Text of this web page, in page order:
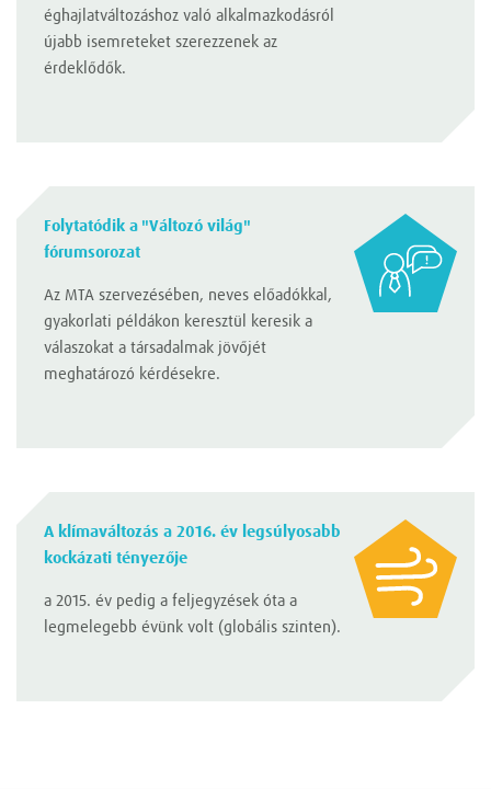
éghajlatváltozáshoz való alkalmazkodásról
újabb isemreteket szerezzenek az
érdeklődők.
Folytatódik a "Változó világ"
fórumsorozat
Az MTA szervezésében, neves előadókkal,
gyakorlati példákon keresztül keresik a
válaszokat a társadalmak jövőjét
meghatározó kérdésekre.
A klímaváltozás a 2016. év legsúlyosabb
kockázati tényezője
a 2015. év pedig a feljegyzések óta a
legmelegebb évünk volt (globális szinten).